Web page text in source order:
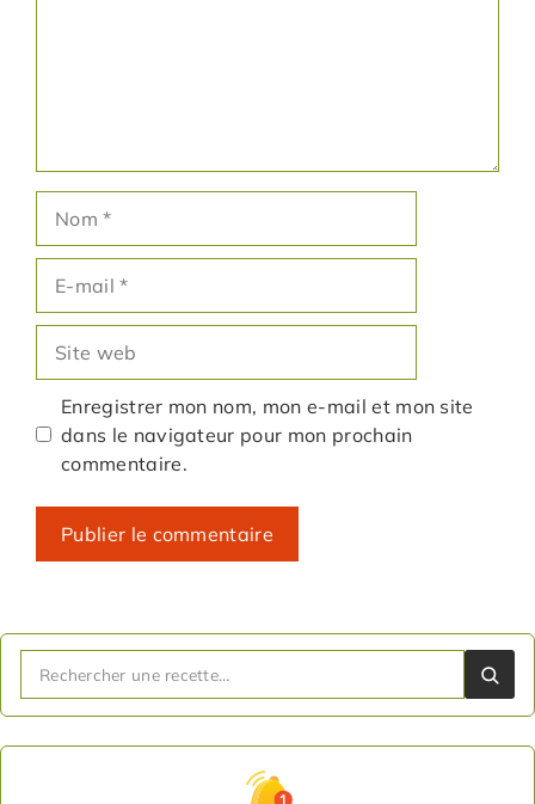
mail
web
Enregistrer mon nom, mon e-mail et mon site
dans le navigateur pour mon prochain
commentaire.